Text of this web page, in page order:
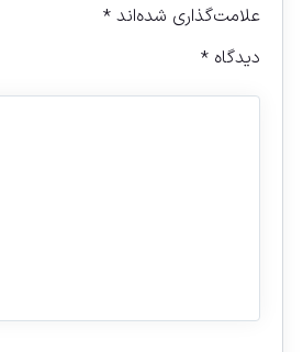
علامت‌گذاری شده‌اند *
دیدگاه *